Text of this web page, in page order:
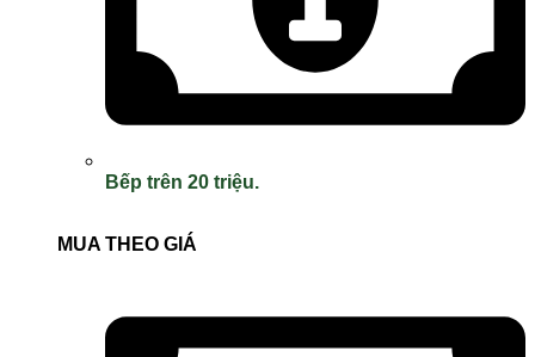
Bếp trên 20 triệu.
MUA THEO GIÁ